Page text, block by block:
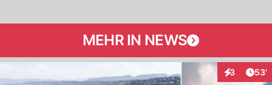
MEHR IN NEWS
3 53'